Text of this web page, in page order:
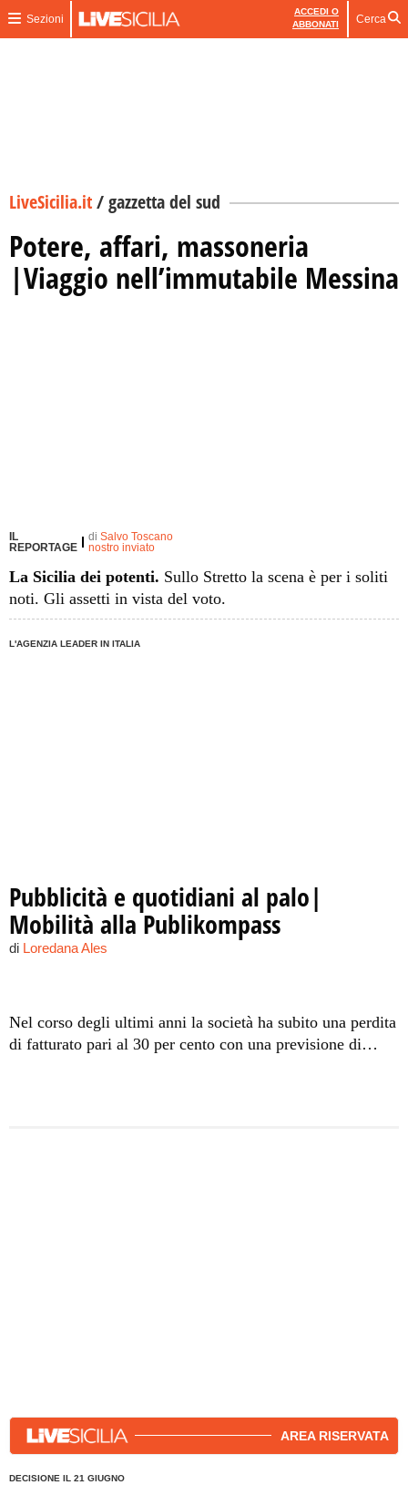
Sezioni
ACCEDI O
ABBONATI
Cerca
LiveSicilia.it/gazzetta del sud
Potere, affari, massoneria
|Viaggio nell’immutabile Messina
IL
REPORTAGE
di Salvo Toscano
nostro inviato
La Sicilia dei potenti. Sullo Stretto la scena è per i soliti
noti. Gli assetti in vista del voto.
L'AGENZIA LEADER IN ITALIA
Pubblicità e quotidiani al palo|
Mobilità alla Publikompass
di Loredana Ales
Nel corso degli ultimi anni la società ha subito una perdita
di fatturato pari al 30 per cento con una previsione di
AREA RISERVATA
DECISIONE IL 21 GIUGNO